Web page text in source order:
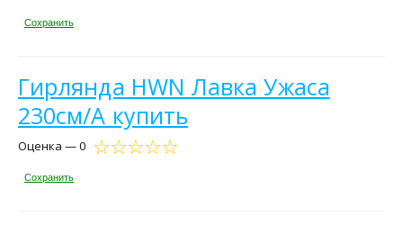
Сохранить
Гирлянда HWN Лавка Ужаса
230см/А купить
Оценка — 0
Сохранить